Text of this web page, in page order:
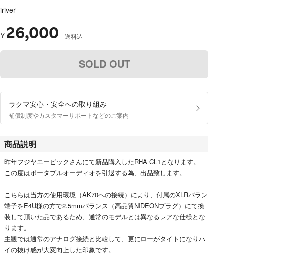
iriver
¥ 26,000 送料込
SOLD OUT
ラクマ安心・安全への取り組み
補償制度やカスタマーサポートなどのご案内
商品説明
昨年フジヤエービックさんにて新品購入したRHA CL1となります。
この度はポータブルオーディオを引退する為、出品致します。
こちらは当方の使用環境（AK70への接続）により、付属のXLRバラン
端子をE4U様の方で2.5mmバランス（高品質NIDEONプラグ）にて換
装して頂いた品であるため、通常のモデルとは異なるレアな仕様とな
ります。
主観では通常のアナログ接続と比較して、更にローがタイトになりハ
イの抜け感が大変向上した印象です。